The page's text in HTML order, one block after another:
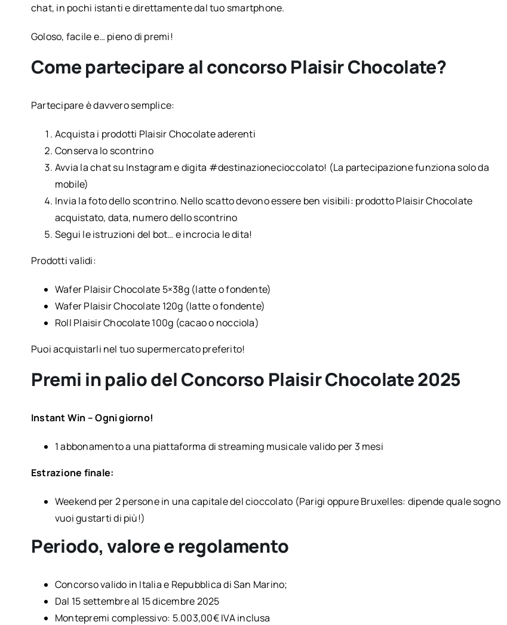
chat, in pochi istanti e direttamente dal tuo smartphone.
Goloso, facile e… pieno di premi!
Come partecipare al concorso Plaisir Chocolate?
Partecipare è davvero semplice:
Acquista i prodotti Plaisir Chocolate aderenti
Conserva lo scontrino
Avvia la chat su Instagram e digita #destinazionecioccolato! (La partecipazione funziona solo da
mobile)
Invia la foto dello scontrino. Nello scatto devono essere ben visibili: prodotto Plaisir Chocolate
acquistato, data, numero dello scontrino
Segui le istruzioni del bot… e incrocia le dita!
Prodotti validi:
Wafer Plaisir Chocolate 5×38g (latte o fondente)
Wafer Plaisir Chocolate 120g (latte o fondente)
Roll Plaisir Chocolate 100g (cacao o nocciola)
Puoi acquistarli nel tuo supermercato preferito!
Premi in palio del Concorso Plaisir Chocolate 2025
Instant Win – Ogni giorno!
1 abbonamento a una piattaforma di streaming musicale valido per 3 mesi
Estrazione finale:
Weekend per 2 persone in una capitale del cioccolato (Parigi oppure Bruxelles: dipende quale sogno
vuoi gustarti di più!)
Periodo, valore e regolamento
Concorso valido in Italia e Repubblica di San Marino;
Dal 15 settembre al 15 dicembre 2025
Montepremi complessivo: 5.003,00€ IVA inclusa